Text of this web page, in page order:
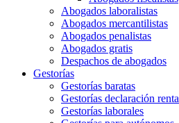
Abogados laboralistas
Abogados mercantilistas
Abogados penalistas
Abogados gratis
Despachos de abogados
Gestorías
Gestorías baratas
Gestorías declaración renta
Gestorías laborales